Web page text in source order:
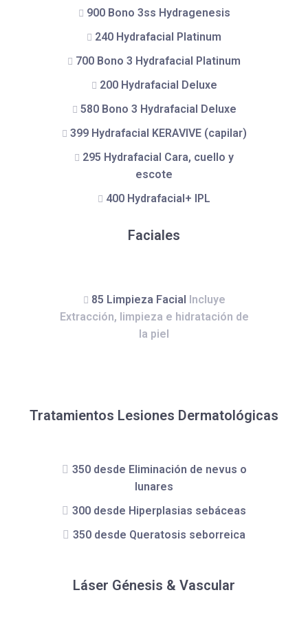
900 Bono 3ss Hydragenesis
240 Hydrafacial Platinum
700 Bono 3 Hydrafacial Platinum
200 Hydrafacial Deluxe
580 Bono 3 Hydrafacial Deluxe
399 Hydrafacial KERAVIVE (capilar)
295 Hydrafacial Cara, cuello y
escote
400 Hydrafacial+ IPL
Faciales
85 Limpieza Facial
Incluye
Extracción, limpieza e hidratación de
la piel
Tratamientos Lesiones Dermatológicas
350 desde Eliminación de nevus o
lunares
300 desde Hiperplasias sebáceas
350 desde Queratosis seborreica
Láser Génesis & Vascular